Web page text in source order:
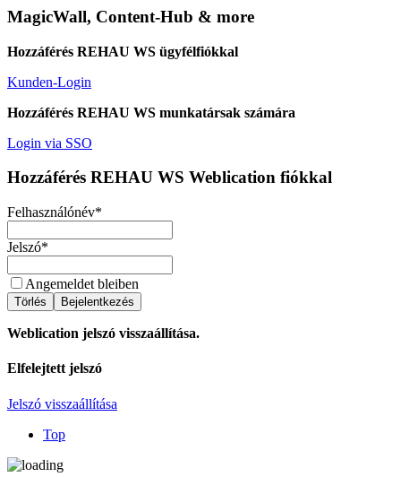
MagicWall, Content-Hub & more
Hozzáférés REHAU WS ügyfélfiókkal
Kunden-Login
Hozzáférés REHAU WS munkatársak számára
Login via SSO
Hozzáférés REHAU WS Weblication fiókkal
Felhasználónév*
Jelszó*
Angemeldet bleiben
Törlés Bejelentkezés
Weblication jelszó visszaállítása.
Elfelejtett jelszó
Jelszó visszaállítása
Top